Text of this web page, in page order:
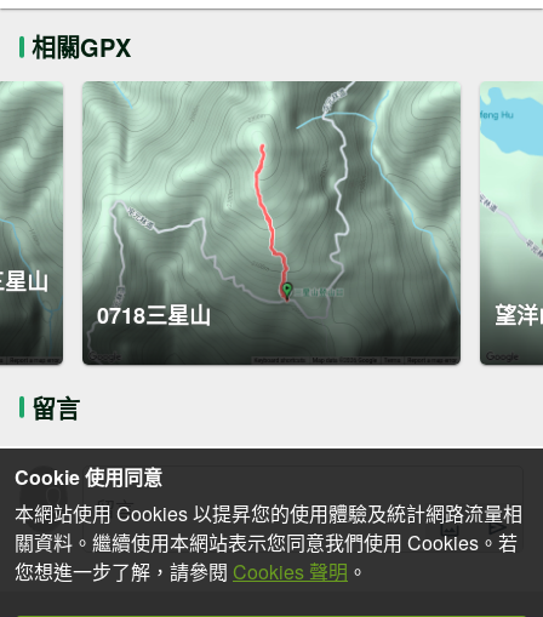
相關GPX
山
0718三星山
望
留言
Cookie 使用同意
本網站使用 Cookies 以提昇您的使用體驗及統計網路流量相
關資料。繼續使用本網站表示您同意我們使用 Cookies。若
您想進一步了解，請參閱 Cookies 聲明 。